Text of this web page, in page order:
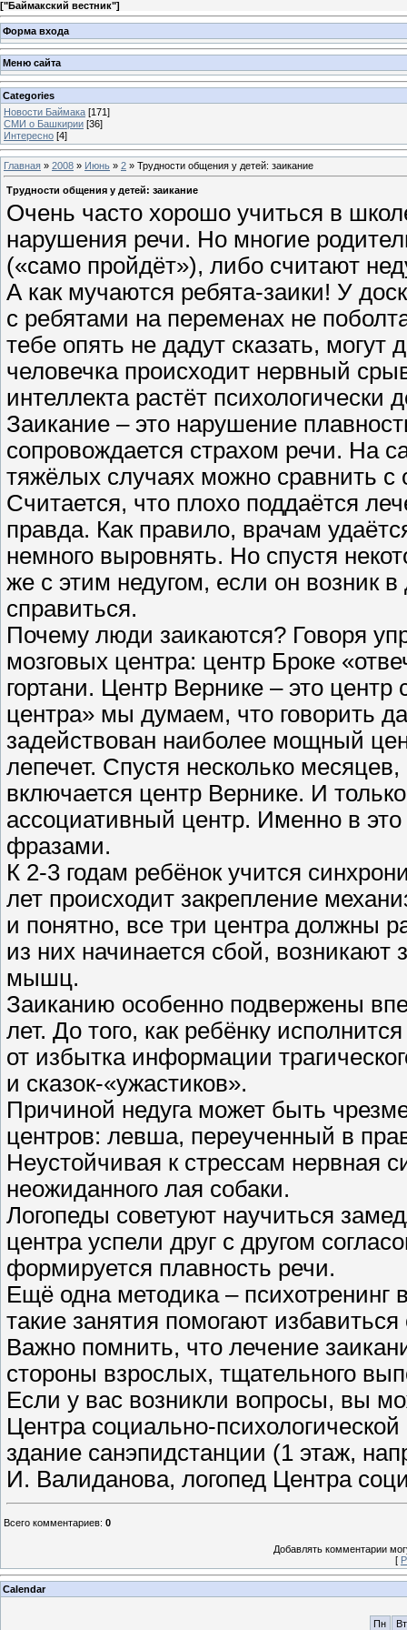
["Баймакский вестник"]
Форма входа
Меню сайта
Categories
Новости Баймака [171]
СМИ о Башкирии [36]
Интересно [4]
Главная » 2008 » Июнь » 2 » Трудности общения у детей: заикание
Трудности общения у детей: заикание
Очень часто хорошо учиться в
нарушения речи. Но многие
(«само пройдёт»), либо считают
А как мучаются ребята-заики! У
с ребятами на переменах не
тебе опять не дадут сказать, могут
человечка происходит нервный
интеллекта растёт
Заикание – это нарушение
сопровождается страхом речи. На
тяжёлых случаях можно сравнить с
Считается, что плохо поддаётся
правда. Как правило, врачам
немного выровнять. Но спустя
же с этим недугом, если он возник
справиться.
Почему люди заикаются? Говоря
мозговых центра: центр Броке
гортани. Центр Вернике – это
центра» мы думаем, что говорить
задействован наиболее мощный
лепечет. Спустя несколько
включается центр Вернике. И
ассоциативный центр. Именно в
фразами.
К 2-3 годам ребёнок учится
лет происходит закрепление
и понятно, все три центра должны
из них начинается сбой,
мышц.
Заиканию особенно подвержены
лет. До того, как ребёнку
от избытка информации
и сказок-«ужастиков».
Причиной недуга может быть
центров: левша, переученный в
Неустойчивая к стрессам нервная
неожиданного лая собаки.
Логопеды советуют научиться
центра успели друг с другом
формируется плавность речи.
Ещё одна методика – психотренинг
такие занятия помогают избавиться
Важно помнить, что лечение
стороны взрослых, тщательного
Если у вас возникли вопросы, вы
Центра социально-
здание санэпидстанции (1 этаж,
И. Валиданова, логопед Центра
Всего комментариев: 0
Добавлять комментарии
[
Calendar
Пн Вт